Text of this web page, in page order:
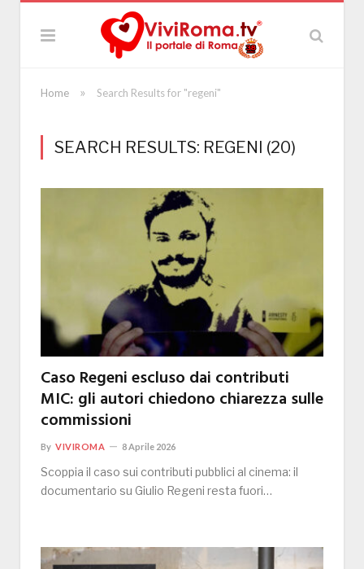
Home » Search Results for "regeni"
SEARCH RESULTS: REGENI (20)
Caso Regeni escluso dai contributi
MIC: gli autori chiedono chiarezza sulle
commissioni
By VIVIROMA 8 Aprile 2026
Scoppia il caso sui contributi pubblici al cinema: il
documentario su Giulio Regeni resta fuori…